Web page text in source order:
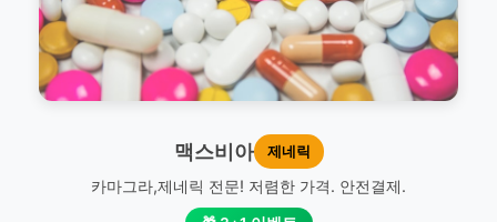
맥스비아 제네릭
카마그라,제네릭 전문! 저렴한 가격. 안전결제.